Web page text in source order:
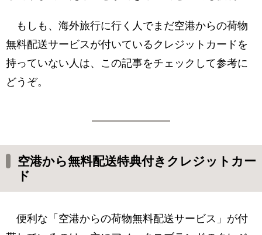
もしも、海外旅行に行く人でまだ空港からの荷物
無料配送サービスが付いているクレジットカードを
持っていない人は、この記事をチェックして参考に
どうぞ。
空港から無料配送特典付きクレジットカー
ド
便利な「空港からの荷物無料配送サービス」が付